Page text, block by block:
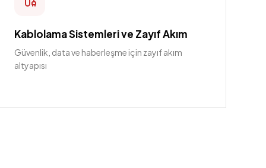
Kablolama Sistemleri ve Zayıf Akım
Güvenlik, data ve haberleşme için zayıf akım
altyapısı